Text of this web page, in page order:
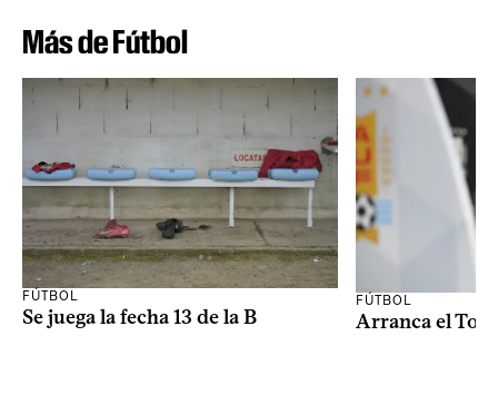
Más de Fútbol
FÚTBOL
Se juega la fecha 13 de la B
FÚTBOL
Arranca el